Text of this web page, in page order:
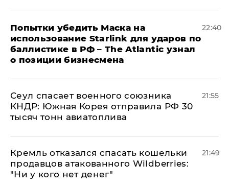
Попытки убедить Маска на
использование Starlink для ударов по
баллистике в РФ – The Atlantic узнал
о позиции бизнесмена
22:40
​Сеул спасает военного союзника
КНДР: Южная Корея отправила РФ 30
тысяч тонн авиатоплива
21:55
Кремль отказался спасать кошельки
продавцов атакованного Wildberries:
"Ни у кого нет денег"
21:49